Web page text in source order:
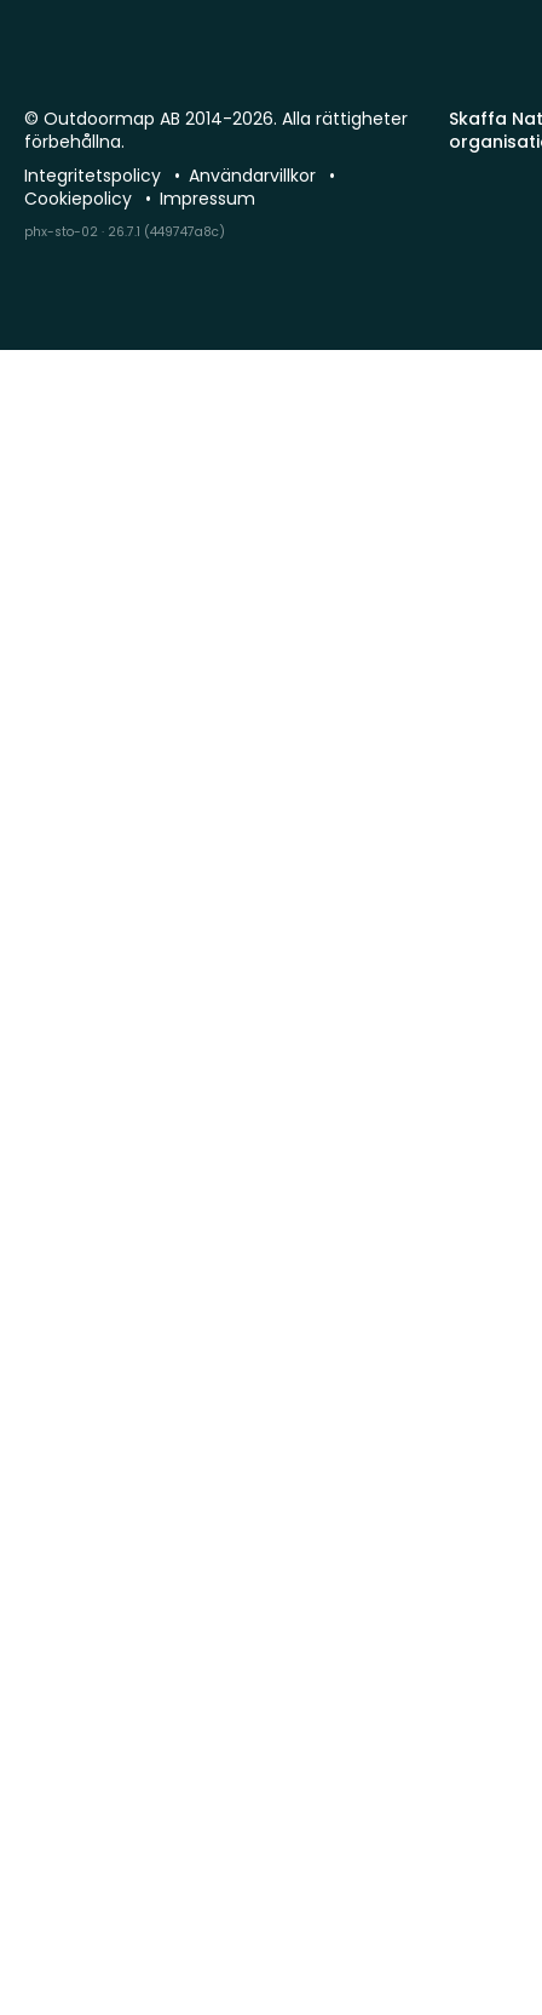
Skaffa
© Outdoormap AB 2014-2026. Alla rättigheter
förbehållna.
Integritetspolicy
Användarvillkor
Cookiepolicy
Impressum
phx-sto-02 · 26.7.1 (449747a8c)